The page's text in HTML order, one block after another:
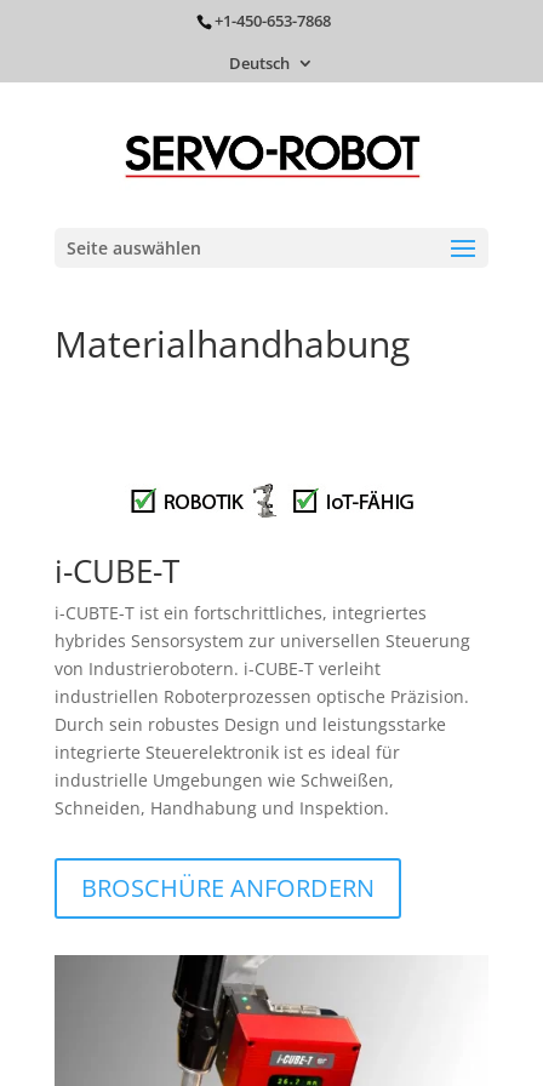
+1-450-653-7868
Deutsch
Seite auswählen
Materialhandhabung
i-CUBE-T
i-CUBTE-T ist ein fortschrittliches, integriertes
hybrides Sensorsystem zur universellen Steuerung
von Industrierobotern. i-CUBE-T verleiht
industriellen Roboterprozessen optische Präzision.
Durch sein robustes Design und leistungsstarke
integrierte Steuerelektronik ist es ideal für
industrielle Umgebungen wie Schweißen,
Schneiden, Handhabung und Inspektion.
BROSCHÜRE ANFORDERN